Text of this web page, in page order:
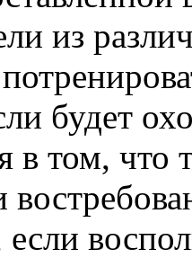
из
будет
в том, что
если